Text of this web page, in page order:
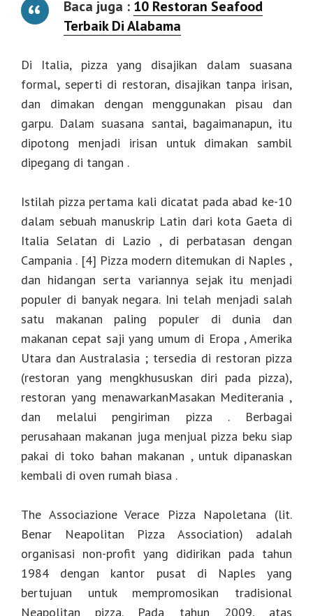
Baca juga : 10 Restoran Seafood
Terbaik Di Alabama
Di Italia, pizza yang disajikan dalam suasana
formal, seperti di restoran, disajikan tanpa irisan,
dan dimakan dengan menggunakan pisau dan
garpu. Dalam suasana santai, bagaimanapun, itu
dipotong menjadi irisan untuk dimakan sambil
dipegang di tangan .
Istilah pizza pertama kali dicatat pada abad ke-10
dalam sebuah manuskrip Latin dari kota Gaeta di
Italia Selatan di Lazio , di perbatasan dengan
Campania . [4] Pizza modern ditemukan di Naples ,
dan hidangan serta variannya sejak itu menjadi
populer di banyak negara. Ini telah menjadi salah
satu makanan paling populer di dunia dan
makanan cepat saji yang umum di Eropa , Amerika
Utara dan Australasia ; tersedia di restoran pizza
(restoran yang mengkhususkan diri pada pizza),
restoran yang menawarkanMasakan Mediterania ,
dan melalui pengiriman pizza . Berbagai
perusahaan makanan juga menjual pizza beku siap
pakai di toko bahan makanan , untuk dipanaskan
kembali di oven rumah biasa .
The Associazione Verace Pizza Napoletana (lit.
Benar Neapolitan Pizza Association) adalah
organisasi non-profit yang didirikan pada tahun
1984 dengan kantor pusat di Naples yang
bertujuan untuk mempromosikan tradisional
Neapolitan pizza. Pada tahun 2009, atas